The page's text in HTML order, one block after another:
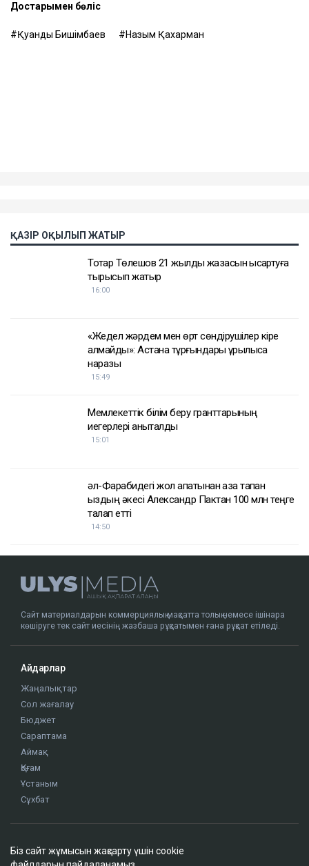
Достарыңмен бөліс
Қуандық Бишімбаев Назым Қахарман
ҚАЗІР ОҚЫЛЫП ЖАТЫР
Тоқтар Төлешов 21 жылдық жазасын қысқартуға
тырысып жатыр
16:00
«Жедел жәрдем мен өрт сөндірушілер кіре
алмайды»: Астана тұрғындары құрылысқа
наразы
15:49
Мемлекеттік білім беру гранттарының
иегерлері анықталды
15:01
әл-Фарабидегі жол апатынан қаза тапқан
қыздың әкесі Александр Пактан 100 млн теңге
талап етті
14:50
Сайт материалдарын коммерциялық мақсатта толық немесе ішінара
көшіруге тек сайт иесінің жазбаша рұқсатымен ғана рұқсат етіледі.
Айдарлар
Жаңалықтар
Сол жағалау
Бюджет
Сараптама
Аймақ
Қоғам
Ұстаным
Сұхбат
Жоба туралы
Біз сайт жұмысын жақсарту үшін cookie